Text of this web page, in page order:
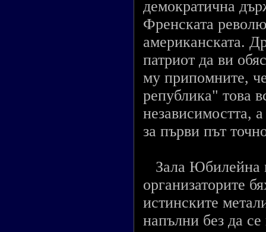
демократична
Френската
американската.
патриот да ви
му припомните,
република" това
независимостта,
за първи път
Зала Юбилейна
организаторите
истинските
напълни без да